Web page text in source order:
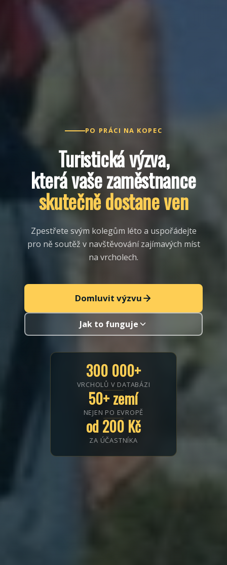
PO PRÁCI NA KOPEC
Turistická výzva,
která vaše zaměstnance
skutečně dostane ven
Zpestřete svým kolegům léto a uspořádejte
pro ně soutěž v navštěvování zajímavých míst
na vrcholech.
Domluvit výzvu
Jak to funguje
300 000+
VRCHOLŮ V DATABÁZI
50+ zemí
NEJEN PO EVROPĚ
od 200 Kč
ZA ÚČASTNÍKA